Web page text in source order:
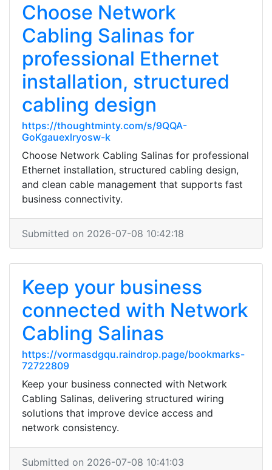
Choose Network
Cabling Salinas for
professional Ethernet
installation, structured
cabling design
https://thoughtminty.com/s/9QQA-
GoKgauexlryosw-k
Choose Network Cabling Salinas for professional
Ethernet installation, structured cabling design,
and clean cable management that supports fast
business connectivity.
Submitted on 2026-07-08 10:42:18
Keep your business
connected with Network
Cabling Salinas
https://vormasdgqu.raindrop.page/bookmarks-
72722809
Keep your business connected with Network
Cabling Salinas, delivering structured wiring
solutions that improve device access and
network consistency.
Submitted on 2026-07-08 10:41:03